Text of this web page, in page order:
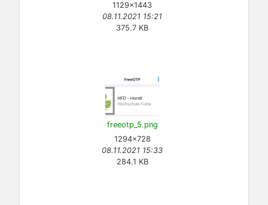
1129×1443
08.11.2021 15:21
375.7 KB
freeotp_5.png
1294×728
08.11.2021 15:33
284.1 KB